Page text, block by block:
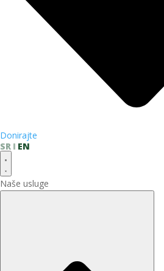
Donirajte
SR
EN
Naše usluge